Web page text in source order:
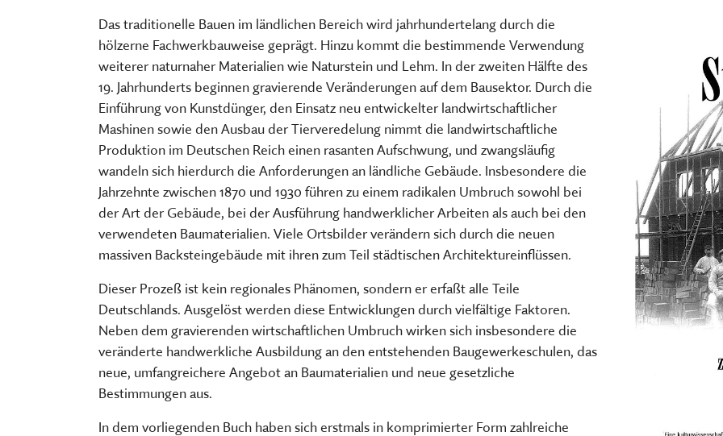
VERANSTALTUNGEN
AUSSTELLUNGEN
FÜHRUNGEN UND MEHR
ESSEN, TRINKEN & EINKAUFEN
Der Onlineshop des
Freilandmuseums
VORTRÄGE
THEATER, KINO & KONZERTE
PUBLIKATIONEN, BÜCHER & ZEITSCHRIFTEN(CURRENT)
STORCHENNEST
Museum Kirche in
Museum im Museum
HIER KOMMEN SIE ZUM
STELLENANGEBOTE
MUSEUMSAUFGABEN
PR & ÖFFENTLICHKEITSARBEIT
Museumsaufgaben
Sammeln, bewahren,
MEHR ÜBER UNSERE
Das traditionelle Bauen im ländlichen Bereich wird jahrhundertelang durch die
hölzerne Fachwerkbauweise geprägt. Hinzu kommt die bestimmende Verwendung
weiterer naturnaher Materialien wie Naturstein und Lehm. In der zweiten Hälfte des
19. Jahrhunderts beginnen gravierende Veränderungen auf dem Bausektor. Durch die
Einführung von Kunstdünger, den Einsatz neu entwickelter landwirtschaftlicher
Mashinen sowie den Ausbau der Tierveredelung nimmt die landwirtschaftliche
Produktion im Deutschen Reich einen rasanten Aufschwung, und zwangsläufig
wandeln sich hierdurch die Anforderungen an ländliche Gebäude. Insbesondere die
Jahrzehnte zwischen 1870 und 1930 führen zu einem radikalen Umbruch sowohl bei
der Art der Gebäude, bei der Ausführung handwerklicher Arbeiten als auch bei den
verwendeten Baumaterialien. Viele Ortsbilder verändern sich durch die neuen
massiven Backsteingebäude mit ihren zum Teil städtischen Architektureinflüssen.
Dieser Prozeß ist kein regionales Phänomen, sondern er erfaßt alle Teile
Deutschlands. Ausgelöst werden diese Entwicklungen durch vielfältige Faktoren.
Neben dem gravierenden wirtschaftlichen Umbruch wirken sich insbesondere die
veränderte handwerkliche Ausbildung an den entstehenden Baugewerkeschulen, das
neue, umfangreichere Angebot an Baumaterialien und neue gesetzliche
Bestimmungen aus.
In dem vorliegenden Buch haben sich erstmals in komprimierter Form zahlreiche